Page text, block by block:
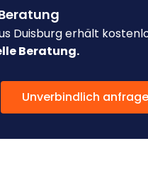
Duisburg erhält
Beratung.
Unverbindlich